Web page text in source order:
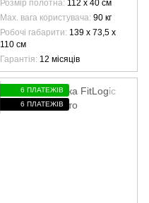
Розмір полотна 112 х 40 см
Max. вага користувача 90 кг
Робочі габарити 139 x 73,5 x
110 см
Гарантія 12 місяців
6 ПЛАТЕЖІВ
6 ПЛАТЕЖІВ